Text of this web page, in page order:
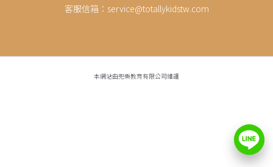
客服信箱：service@totallykidstw.com
本網站由兜樂教育有限公司維護